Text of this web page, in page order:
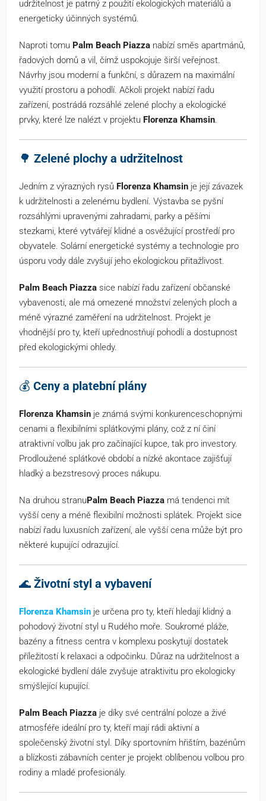
udržitelnost je patrný z použití ekologických materiálů a
energeticky účinných systémů.
Naproti tomu Palm Beach Piazza nabízí směs apartmánů,
řadových domů a vil, čímž uspokojuje širší veřejnost.
Návrhy jsou moderní a funkční, s důrazem na maximální
využití prostoru a pohodlí. Ačkoli projekt nabízí řadu
zařízení, postrádá rozsáhlé zelené plochy a ekologické
prvky, které lze nalézt v projektu Florenza Khamsin.
🌳 Zelené plochy a udržitelnost
Jedním z výrazných rysů Florenza Khamsin je její závazek
k udržitelnosti a zelenému bydlení. Výstavba se pyšní
rozsáhlými upravenými zahradami, parky a pěšími
stezkami, které vytvářejí klidné a osvěžující prostředí pro
obyvatele. Solární energetické systémy a technologie pro
úsporu vody dále zvyšují jeho ekologickou přitažlivost.
Palm Beach Piazza sice nabízí řadu zařízení občanské
vybavenosti, ale má omezené množství zelených ploch a
méně výrazné zaměření na udržitelnost. Projekt je
vhodnější pro ty, kteří upřednostňují pohodlí a dostupnost
před ekologickými ohledy.
💰 Ceny a platební plány
Florenza Khamsin je známá svými konkurenceschopnými
cenami a flexibilními splátkovými plány, což z ní činí
atraktivní volbu jak pro začínající kupce, tak pro investory.
Prodloužené splátkové období a nízké akontace zajišťují
hladký a bezstresový proces nákupu.
Na druhou stranuPalm Beach Piazza má tendenci mít
vyšší ceny a méně flexibilní možnosti splátek. Projekt sice
nabízí řadu luxusních zařízení, ale vyšší cena může být pro
některé kupující odrazující.
🌊 Životní styl a vybavení
Florenza Khamsin je určena pro ty, kteří hledají klidný a
pohodový životní styl u Rudého moře. Soukromé pláže,
bazény a fitness centra v komplexu poskytují dostatek
příležitostí k relaxaci a odpočinku. Důraz na udržitelnost a
ekologické bydlení dále zvyšuje atraktivitu pro ekologicky
smýšlející kupující.
Palm Beach Piazza je díky své centrální poloze a živé
atmosféře ideální pro ty, kteří mají rádi aktivní a
společenský životní styl. Díky sportovním hřištím, bazénům
a blízkosti zábavních center je projekt oblíbenou volbou pro
rodiny a mladé profesionály.